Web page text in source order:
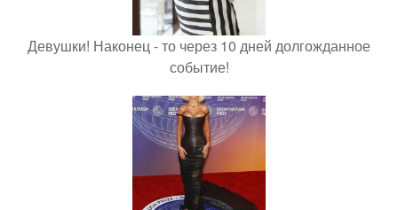
Девушки! Наконец - то через 10 дней долгожданное
событие!